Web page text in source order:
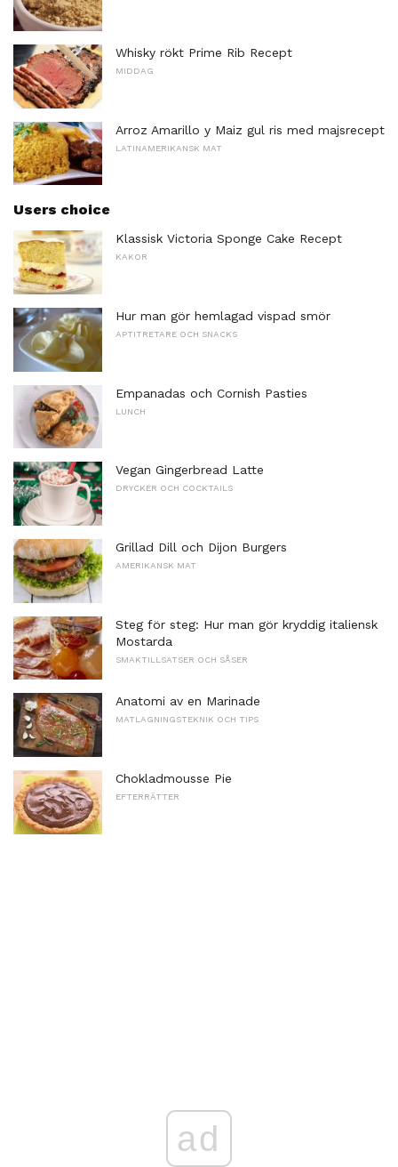
Whisky rökt Prime Rib Recept
MIDDAG
Arroz Amarillo y Maiz gul ris med majsrecept
LATINAMERIKANSK MAT
Users choice
Klassisk Victoria Sponge Cake Recept
KAKOR
Hur man gör hemlagad vispad smör
APTITRETARE OCH SNACKS
Empanadas och Cornish Pasties
LUNCH
Vegan Gingerbread Latte
DRYCKER OCH COCKTAILS
Grillad Dill och Dijon Burgers
AMERIKANSK MAT
Steg för steg: Hur man gör kryddig italiensk
Mostarda
SMAKTILLSATSER OCH SÅSER
Anatomi av en Marinade
MATLAGNINGSTEKNIK OCH TIPS
Chokladmousse Pie
EFTERRÄTTER
ad